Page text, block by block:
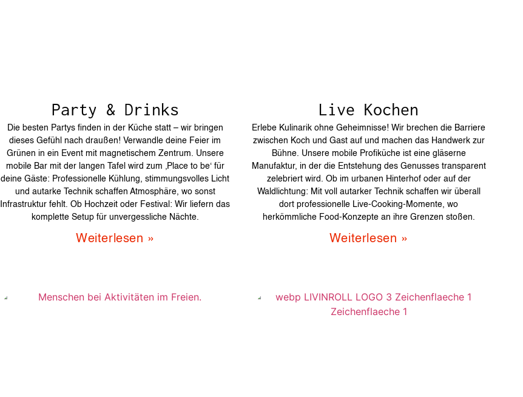
Party & Drinks
Die besten Partys finden in der Küche statt – wir bringen
dieses Gefühl nach draußen! Verwandle deine Feier im
Grünen in ein Event mit magnetischem Zentrum. Unsere
mobile Bar mit der langen Tafel wird zum ‚Place to be‘ für
deine Gäste: Professionelle Kühlung, stimmungsvolles Licht
und autarke Technik schaffen Atmosphäre, wo sonst
Infrastruktur fehlt. Ob Hochzeit oder Festival: Wir liefern das
komplette Setup für unvergessliche Nächte.
Weiterlesen »
Live Kochen
Erlebe Kulinarik ohne Geheimnisse! Wir brechen die Barriere
zwischen Koch und Gast auf und machen das Handwerk zur
Bühne. Unsere mobile Profiküche ist eine gläserne
Manufaktur, in der die Entstehung des Genusses transparent
zelebriert wird. Ob im urbanen Hinterhof oder auf der
Waldlichtung: Mit voll autarker Technik schaffen wir überall
dort professionelle Live-Cooking-Momente, wo
herkömmliche Food-Konzepte an ihre Grenzen stoßen.
Weiterlesen »